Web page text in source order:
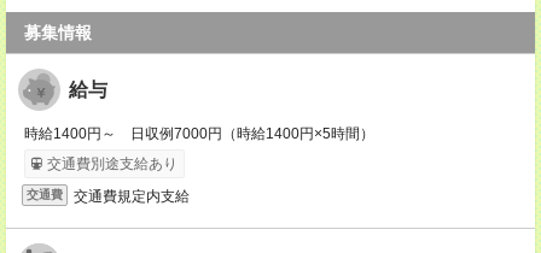
募集情報
給与
時給1400円～ 日収例7000円（時給1400円×5時間）
交通費別途支給あり
交通費 交通費規定内支給